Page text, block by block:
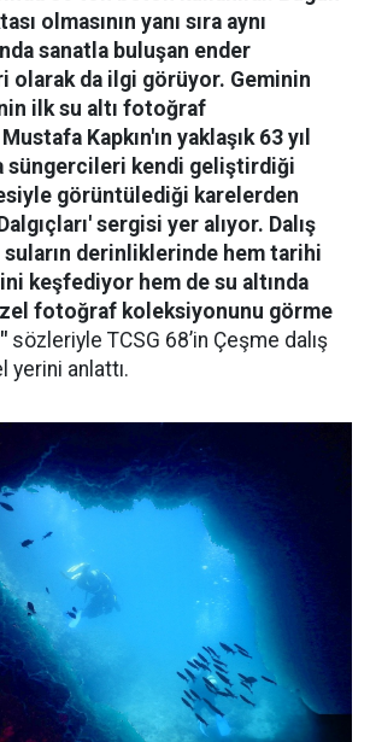
olmasının yanı sıra aynı
sanatla buluşan ender
olarak da ilgi görüyor. Geminin
ilk su altı fotoğraf
Kapkın'ın yaklaşık 63 yıl
süngercileri kendi geliştirdiği
görüntülediği karelerden
sergisi yer alıyor. Dalış
suların derinliklerinde hem tarihi
keşfediyor hem de su altında
fotoğraf koleksiyonunu görme
sözleriyle TCSG 68’in Çeşme dalış
anlattı.